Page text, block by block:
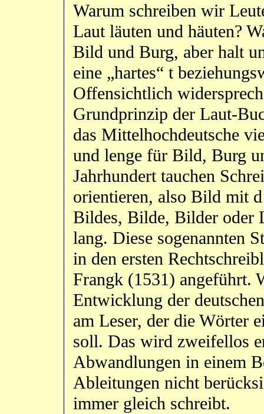
Warum schreiben wir
Laut läuten und häuten?
Bild und Burg, aber halt
eine „hartes“ t
Offensichtlich
Grundprinzip der Laut-
das Mittelhochdeutsche
und lenge für Bild, Burg
Jahrhundert tauchen
orientieren, also Bild mit
Bildes, Bilde, Bilder oder
lang. Diese sogenannten
in den ersten
Frangk (1531) angeführt.
Entwicklung der
am Leser, der die Wörter
soll. Das wird zweifellos
Abwandlungen in einem
Ableitungen nicht
immer gleich schreibt.